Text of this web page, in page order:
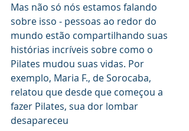
Mas não só nós estamos falando
sobre isso - pessoas ao redor do
mundo estão compartilhando suas
histórias incríveis sobre como o
Pilates mudou suas vidas. Por
exemplo, Maria F., de Sorocaba,
relatou que desde que começou a
fazer Pilates, sua dor lombar
desapareceu